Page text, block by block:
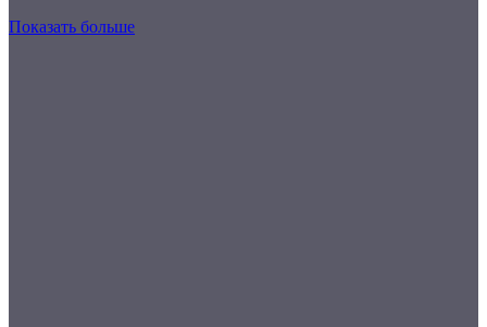
Показать больше